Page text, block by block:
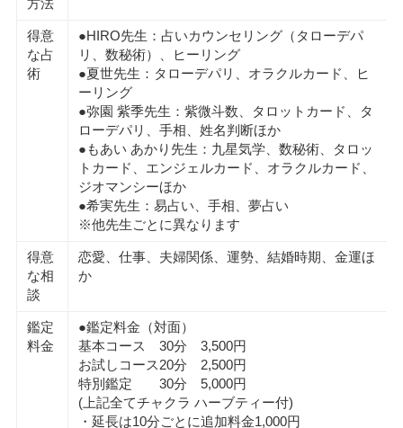
方法
得意
な占
術
●HIRO先生：占いカウンセリング（タローデパ
リ、数秘術）、ヒーリング
●夏世先生：タローデパリ、オラクルカード、ヒ
ーリング
●弥園 紫季先生：紫微斗数、タロットカード、タ
ローデパリ、手相、姓名判断ほか
●もあい あかり先生：九星気学、数秘術、タロッ
トカード、エンジェルカード、オラクルカード、
ジオマンシーほか
●希実先生：易占い、手相、夢占い
※他先生ごとに異なります
得意
な相
談
恋愛、仕事、夫婦関係、運勢、結婚時期、金運ほ
か
鑑定
料金
●鑑定料金（対面）
基本コース 30分 3,500円
お試しコース20分 2,500円
特別鑑定 30分 5,000円
(上記全てチャクラ ハーブティー付)
・延長は10分ごとに追加料金1,000円